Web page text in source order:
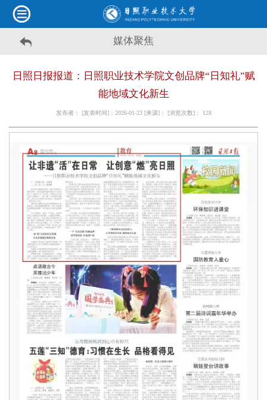
媒体聚焦
日照日报报道：日照职业技术学院文创品牌“日知礼”赋
能地域文化新生
发布者： [发表时间]：2026-01-23 [来源]： [浏览次数]： 128